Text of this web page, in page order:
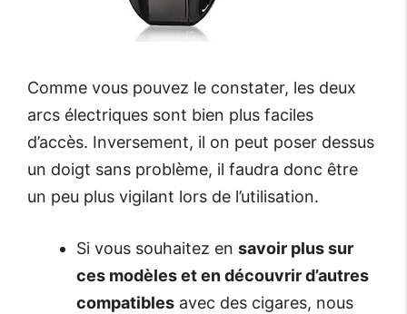
Comme vous pouvez le constater, les deux
arcs électriques sont bien plus faciles
d’accès. Inversement, il on peut poser dessus
un doigt sans problème, il faudra donc être
un peu plus vigilant lors de l’utilisation.
Si vous souhaitez en savoir plus sur
ces modèles et en découvrir d’autres
compatibles avec des cigares, nous